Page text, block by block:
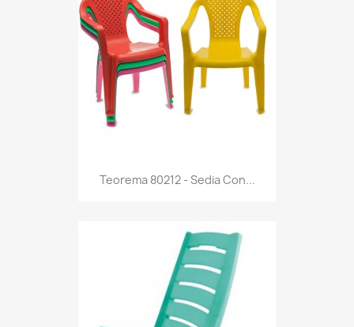
Anteprima
Teorema 80212 - Sedia Con...